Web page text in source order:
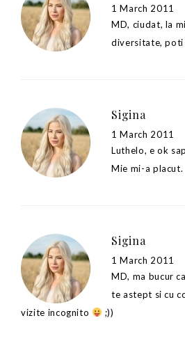
1 March 2011
MD, ciudat, la
diversitate, poti
Sigina
1 March 2011
Luthelo, e ok
Mie mi-a placut.
Sigina
1 March 2011
MD, ma bucur
te astept si cu
vizite incognito
;))